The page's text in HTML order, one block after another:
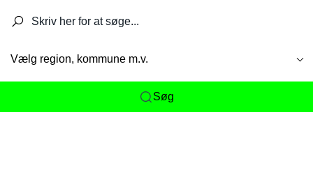
Vælg region, kommune m.v.
Søg